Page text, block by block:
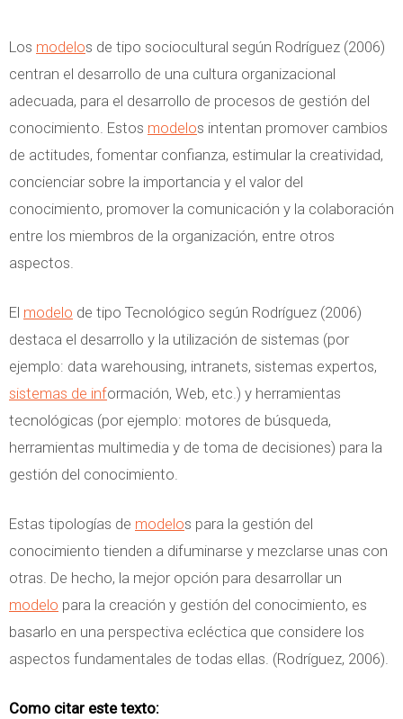
Los modelos de tipo sociocultural según Rodríguez (2006)
centran el desarrollo de una cultura organizacional
adecuada, para el desarrollo de procesos de gestión del
conocimiento. Estos modelos intentan promover cambios
de actitudes, fomentar confianza, estimular la creatividad,
concienciar sobre la importancia y el valor del
conocimiento, promover la comunicación y la colaboración
entre los miembros de la organización, entre otros
aspectos.
El modelo de tipo Tecnológico según Rodríguez (2006)
destaca el desarrollo y la utilización de sistemas (por
ejemplo: data warehousing, intranets, sistemas expertos,
sistemas de información, Web, etc.) y herramientas
tecnológicas (por ejemplo: motores de búsqueda,
herramientas multimedia y de toma de decisiones) para la
gestión del conocimiento.
Estas tipologías de modelos para la gestión del
conocimiento tienden a difuminarse y mezclarse unas con
otras. De hecho, la mejor opción para desarrollar un
modelo para la creación y gestión del conocimiento, es
basarlo en una perspectiva ecléctica que considere los
aspectos fundamentales de todas ellas. (Rodríguez, 2006).
Como citar este texto: